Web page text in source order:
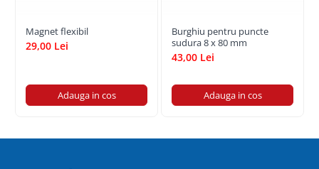
Magnet flexibil
29,00 Lei
Adauga in cos
Burghiu pentru puncte
sudura 8 x 80 mm
43,00 Lei
Adauga in cos